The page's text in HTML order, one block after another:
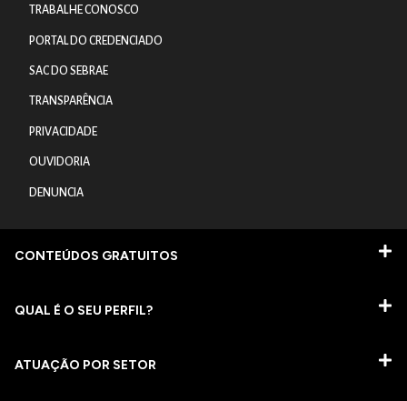
TRABALHE CONOSCO
PORTAL DO CREDENCIADO
SAC DO SEBRAE
TRANSPARÊNCIA
PRIVACIDADE
OUVIDORIA
DENUNCIA
CONTEÚDOS GRATUITOS
QUAL É O SEU PERFIL?
ATUAÇÃO POR SETOR